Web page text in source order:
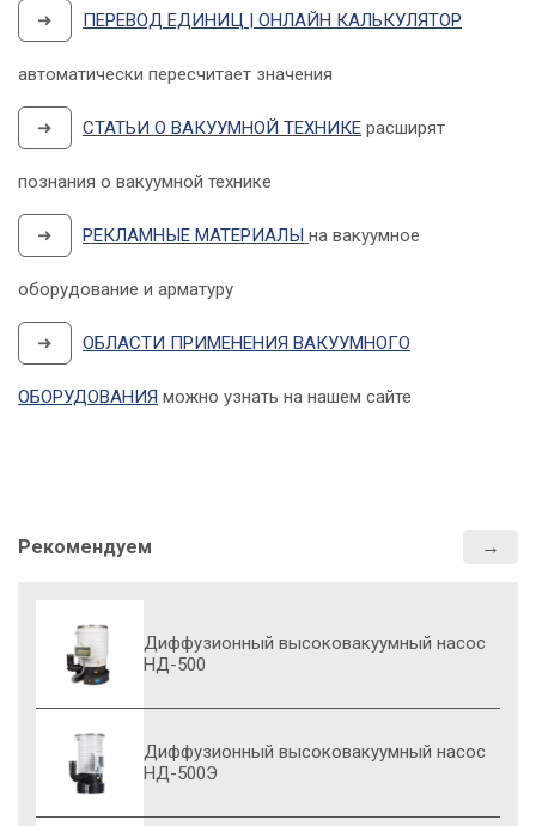
➜ ПЕРЕВОД ЕДИНИЦ | ОНЛАЙН КАЛЬКУЛЯТОР
автоматически пересчитает значения
➜ СТАТЬИ О ВАКУУМНОЙ ТЕХНИКЕ расширят
познания о вакуумной технике
➜ РЕКЛАМНЫЕ МАТЕРИАЛЫ на вакуумное
оборудование и арматуру
➜ ОБЛАСТИ ПРИМЕНЕНИЯ ВАКУУМНОГО
ОБОРУДОВАНИЯ можно узнать на нашем сайте
Рекомендуем
Диффузионный высоковакуумный насос
НД-500
Диффузионный высоковакуумный насос
НД-500Э